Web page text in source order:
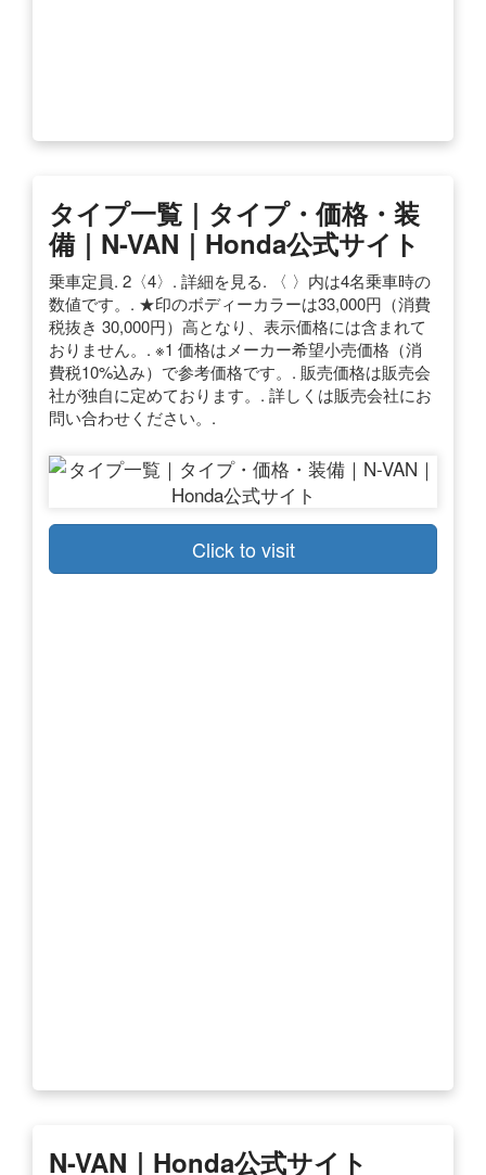
タイプ一覧｜タイプ・価格・装
備｜N-VAN｜Honda公式サイト
乗車定員. 2〈4〉. 詳細を見る. 〈 〉内は4名乗車時の
数値です。. ★印のボディーカラーは33,000円（消費
税抜き 30,000円）高となり、表示価格には含まれて
おりません。. ※1 価格はメーカー希望小売価格（消
費税10%込み）で参考価格です。. 販売価格は販売会
社が独自に定めております。. 詳しくは販売会社にお
問い合わせください。.
Click to visit
N-VAN｜Honda公式サイト